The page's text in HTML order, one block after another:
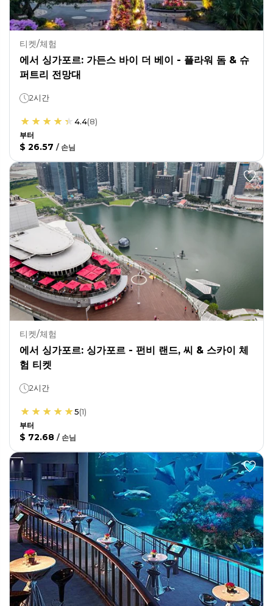
티켓/체험
에서 싱가포르: 가든스 바이 더 베이 - 플라워 돔 & 슈
퍼트리 전망대
2시간
4.4(8)
부터
$ 26.57 / 손님
티켓/체험
에서 싱가포르: 싱가포르 - 펀비 랜드, 씨 & 스카이 체
험 티켓
2시간
5(1)
부터
$ 72.68 / 손님